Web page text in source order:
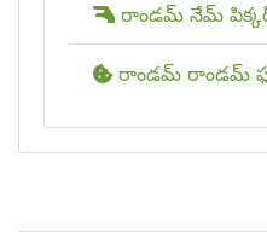
రాండమ్ నేమ్
రాండమ్ రాండమ్